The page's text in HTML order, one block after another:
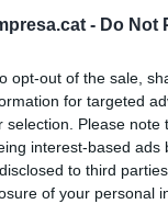
- Do Not
opt-out of the sale,
for targeted
selection. Please
interest-based
to third
of your personal
és el
una
Álvarez, no
"La
la posició de